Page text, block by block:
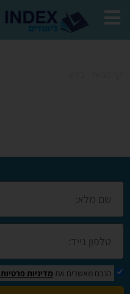
הנכם מאשרים את מדיניות פרטיות